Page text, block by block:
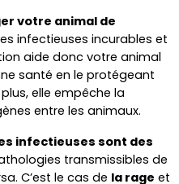
votre animal de
infectieuses incurables et
aide donc votre animal
santé en le protégeant
elle empêche la
entre les animaux.
infectieuses sont des
transmissibles de
C’est le cas de la rage et